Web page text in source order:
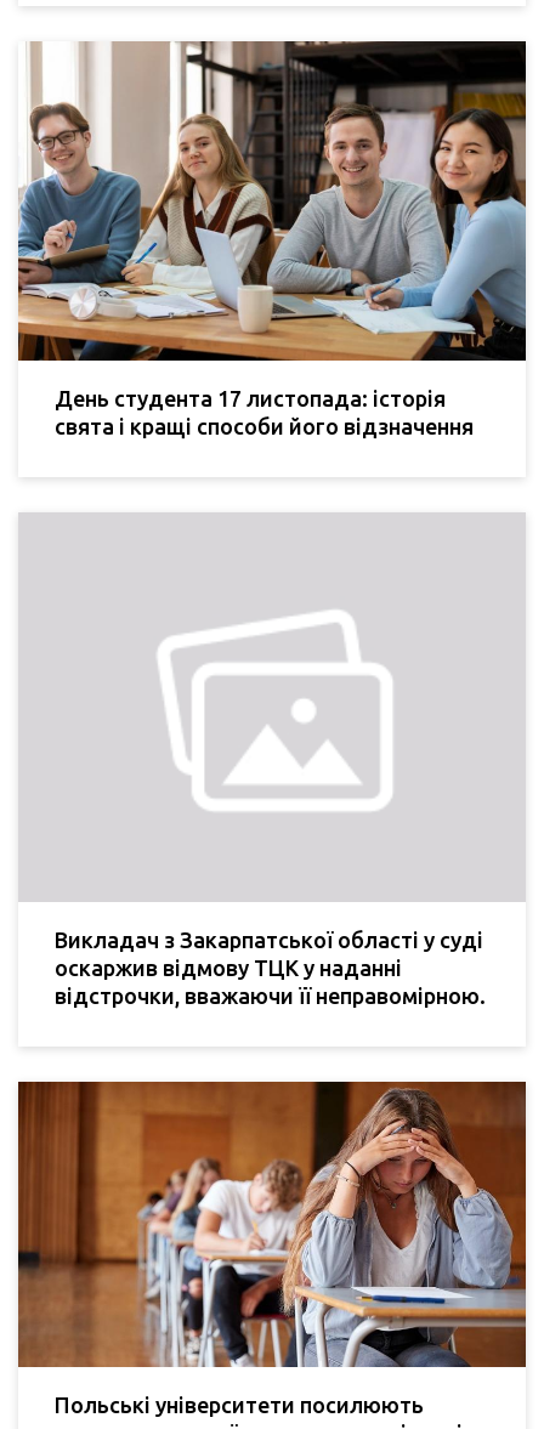
День студента 17 листопада: історія
свята і кращі способи його відзначення
Викладач з Закарпатської області у суді
оскаржив відмову ТЦК у наданні
відстрочки, вважаючи її неправомірною.
Польські університети посилюють